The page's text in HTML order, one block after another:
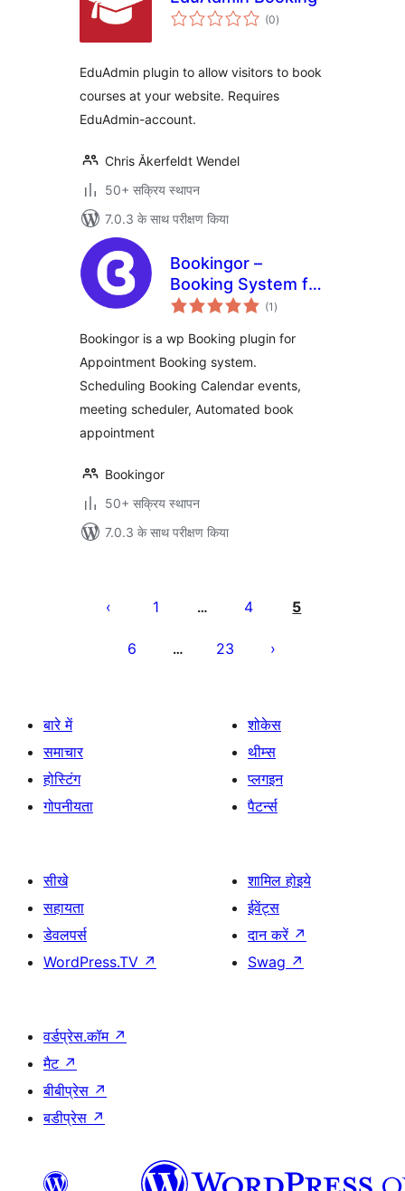
(0कुल
दर)
EduAdmin plugin to allow visitors to book
courses at your website. Requires
EduAdmin-account.
Chris Åkerfeldt Wendel
50+ सक्रिय स्थापन
7.0.3 के साथ परीक्षण किया
Bookingor –
Booking System for
Appointment
Meeting Scheduling
& WooCommerce
(1 कुल
दर)
Bookingor is a wp Booking plugin for
Appointment Booking system.
Scheduling Booking Calendar events,
meeting scheduler, Automated book
appointment
Bookingor
50+ सक्रिय स्थापन
7.0.3 के साथ परीक्षण किया
पेजिनेशन
1 … 4 5
6 … 23
बारे में
समाचार
होस्टिंग
गोपनीयता
शोकेस
थीम्स
प्लगइन
पैटर्न्स
सीखे
सहायता
डेवलपर्स
WordPress.TV ↗
शामिल होइये
ईवेंट्स
दान करें ↗
Swag ↗
वर्डप्रेस.कॉम ↗
मैट ↗
बीबीप्रेस ↗
बडीप्रेस ↗